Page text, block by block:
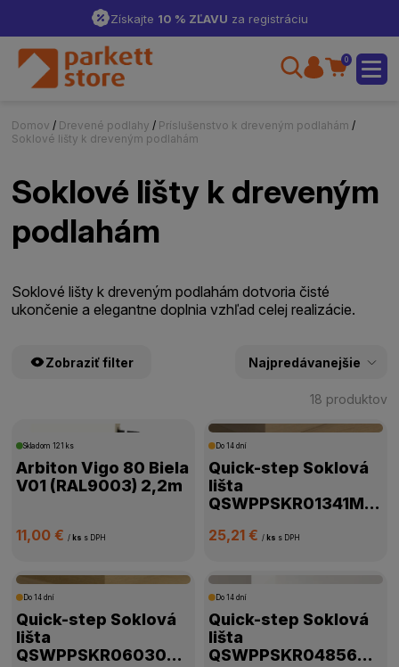
Získajte 10 % ZĽAVU za registráciu
0
Domov / Drevené podlahy / Príslušenstvo k dreveným podlahám /
Soklové lišty k dreveným podlahám
Soklové lišty k dreveným
podlahám
Soklové lišty k dreveným podlahám dotvoria čisté
ukončenie a elegantne doplnia vzhľad celej realizácie.
Zobraziť filter
18 produktov
CENA
VÝROBCA
POVRCHOVÁ ÚPRAVA
VÝŠKA LIŠTY
HRÚBKA LIŠTY
Skladom121 ks
Arbiton Vigo 80 Biela
V01 (RAL9003) 2,2m
11,00 €/ ks s DPH
Do 14 dní
Quick-step Soklová
lišta
QSWPPSKR01341MM
25,21 € / ks s DPH
Do 14 dní
Quick-step Soklová
lišta
QSWPPSKR06030M
Do 14 dní
Quick-step Soklová
lišta
QSWPPSKR04856M